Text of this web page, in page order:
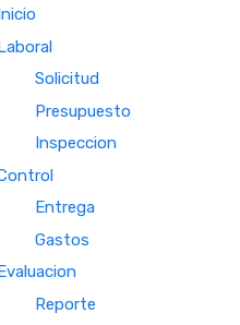
Solicitud
Presupuesto
Inspeccion
Entrega
Gastos
Reporte